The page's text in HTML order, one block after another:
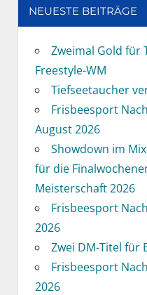
NEUESTE BEITRÄGE
Zweimal Gold für
Freestyle-WM
Tiefseetaucher
Frisbeesport
August 2026
Showdown im
für die
Meisterschaft 2026
Frisbeesport
2026
Zwei DM-Titel für
Frisbeesport
2026